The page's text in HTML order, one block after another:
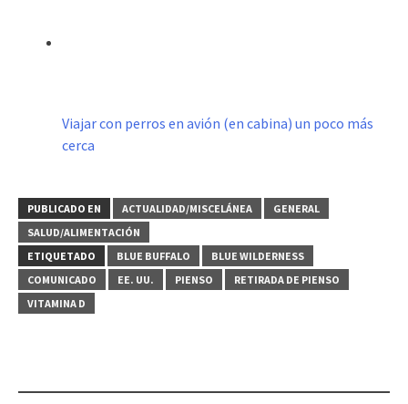
Viajar con perros en avión (en cabina) un poco más
cerca
PUBLICADO EN ACTUALIDAD/MISCELÁNEA
GENERAL
SALUD/ALIMENTACIÓN
ETIQUETADO
BLUE BUFFALO
BLUE WILDERNESS
COMUNICADO
EE. UU. PIENSO
RETIRADA DE PIENSO
VITAMINA D